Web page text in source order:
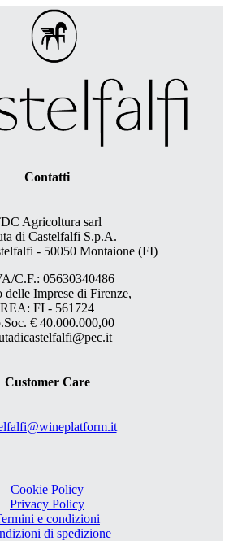
Contatti
Agricoltura sarl
di Castelfalfi S.p.A.
- 50050 Montaione (FI)
C.F.: 05630340486
delle Imprese di Firenze,
REA: FI - 561724
€ 40.000.000,00
Customer Care
Cookie Policy
Privacy Policy
e condizioni
di spedizione